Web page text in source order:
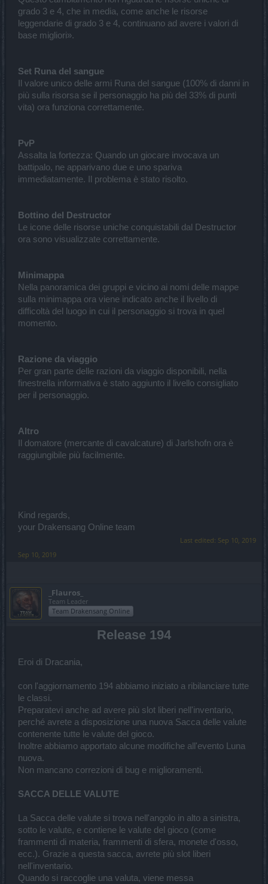
grado 3 e 4, che in media, come anche le risorse
leggendarie di grado 3 e 4, continuano ad avere i valori di
base migliori».
Set Runa del sangue
Il valore unico delle armi Runa del sangue (100% di danni in
più sulla risorsa se il personaggio ha più del 33% di punti
vita) ora funziona correttamente.
PvP
Assalta la fortezza: Quando un giocare invocava un
battipalo, ne apparivano due e uno spariva
immediatamente. Il problema è stato risolto.
Bottino del Destructor
Le icone delle risorse uniche conquistabili dal Destructor
ora sono visualizzate correttamente.
Minimappa
Nella panoramica dei gruppi e vicino ai nomi delle mappe
sulla minimappa ora viene indicato anche il livello di
difficoltà del luogo in cui il personaggio si trova in quel
momento.
Razione da viaggio
Per gran parte delle razioni da viaggio disponibili, nella
finestrella informativa è stato aggiunto il livello consigliato
per il personaggio.
Altro
Il domatore (mercante di cavalcature) di Jarlshofn ora è
raggiungibile più facilmente.
Kind regards,
your Drakensang Online team
Last edited: Sep 10, 2019
Sep 10, 2019
_Flauros_
Team Leader
Team Drakensang Online
Release 194
Eroi di Dracania,
con l'aggiornamento 194 abbiamo iniziato a ribilanciare tutte
le classi.
Preparatevi anche ad avere più slot liberi nell'inventario,
perché avrete a disposizione una nuova Sacca delle valute
contenente tutte le valute del gioco.
Inoltre abbiamo apportato alcune modifiche all'evento Luna
nuova.
Non mancano correzioni di bug e miglioramenti.
SACCA DELLE VALUTE
La Sacca delle valute si trova nell'angolo in alto a sinistra,
sotto le valute, e contiene le valute del gioco (come
frammenti di materia, frammenti di sfera, monete d'osso,
ecc.). Grazie a questa sacca, avrete più slot liberi
nell'inventario.
Quando si raccoglie una valuta, viene messa